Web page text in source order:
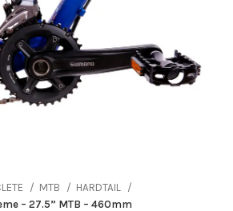
MTB
HARDTAIL
– 27.5” MTB – 460mm